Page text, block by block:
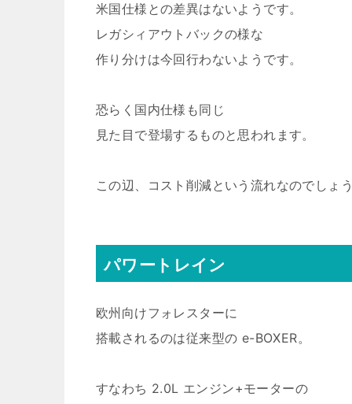
米国仕様との差異はないようです。
レガシィアウトバックの様な
作り分けは今回行わないようです。
恐らく国内仕様も同じ
見た目で登場するものと思われます。
この辺、コスト削減という流れなのでしょ
パワートレイン
欧州向けフォレスターに
搭載されるのは従来型の e-BOXER。
すなわち 2.0L エンジン+モーターの